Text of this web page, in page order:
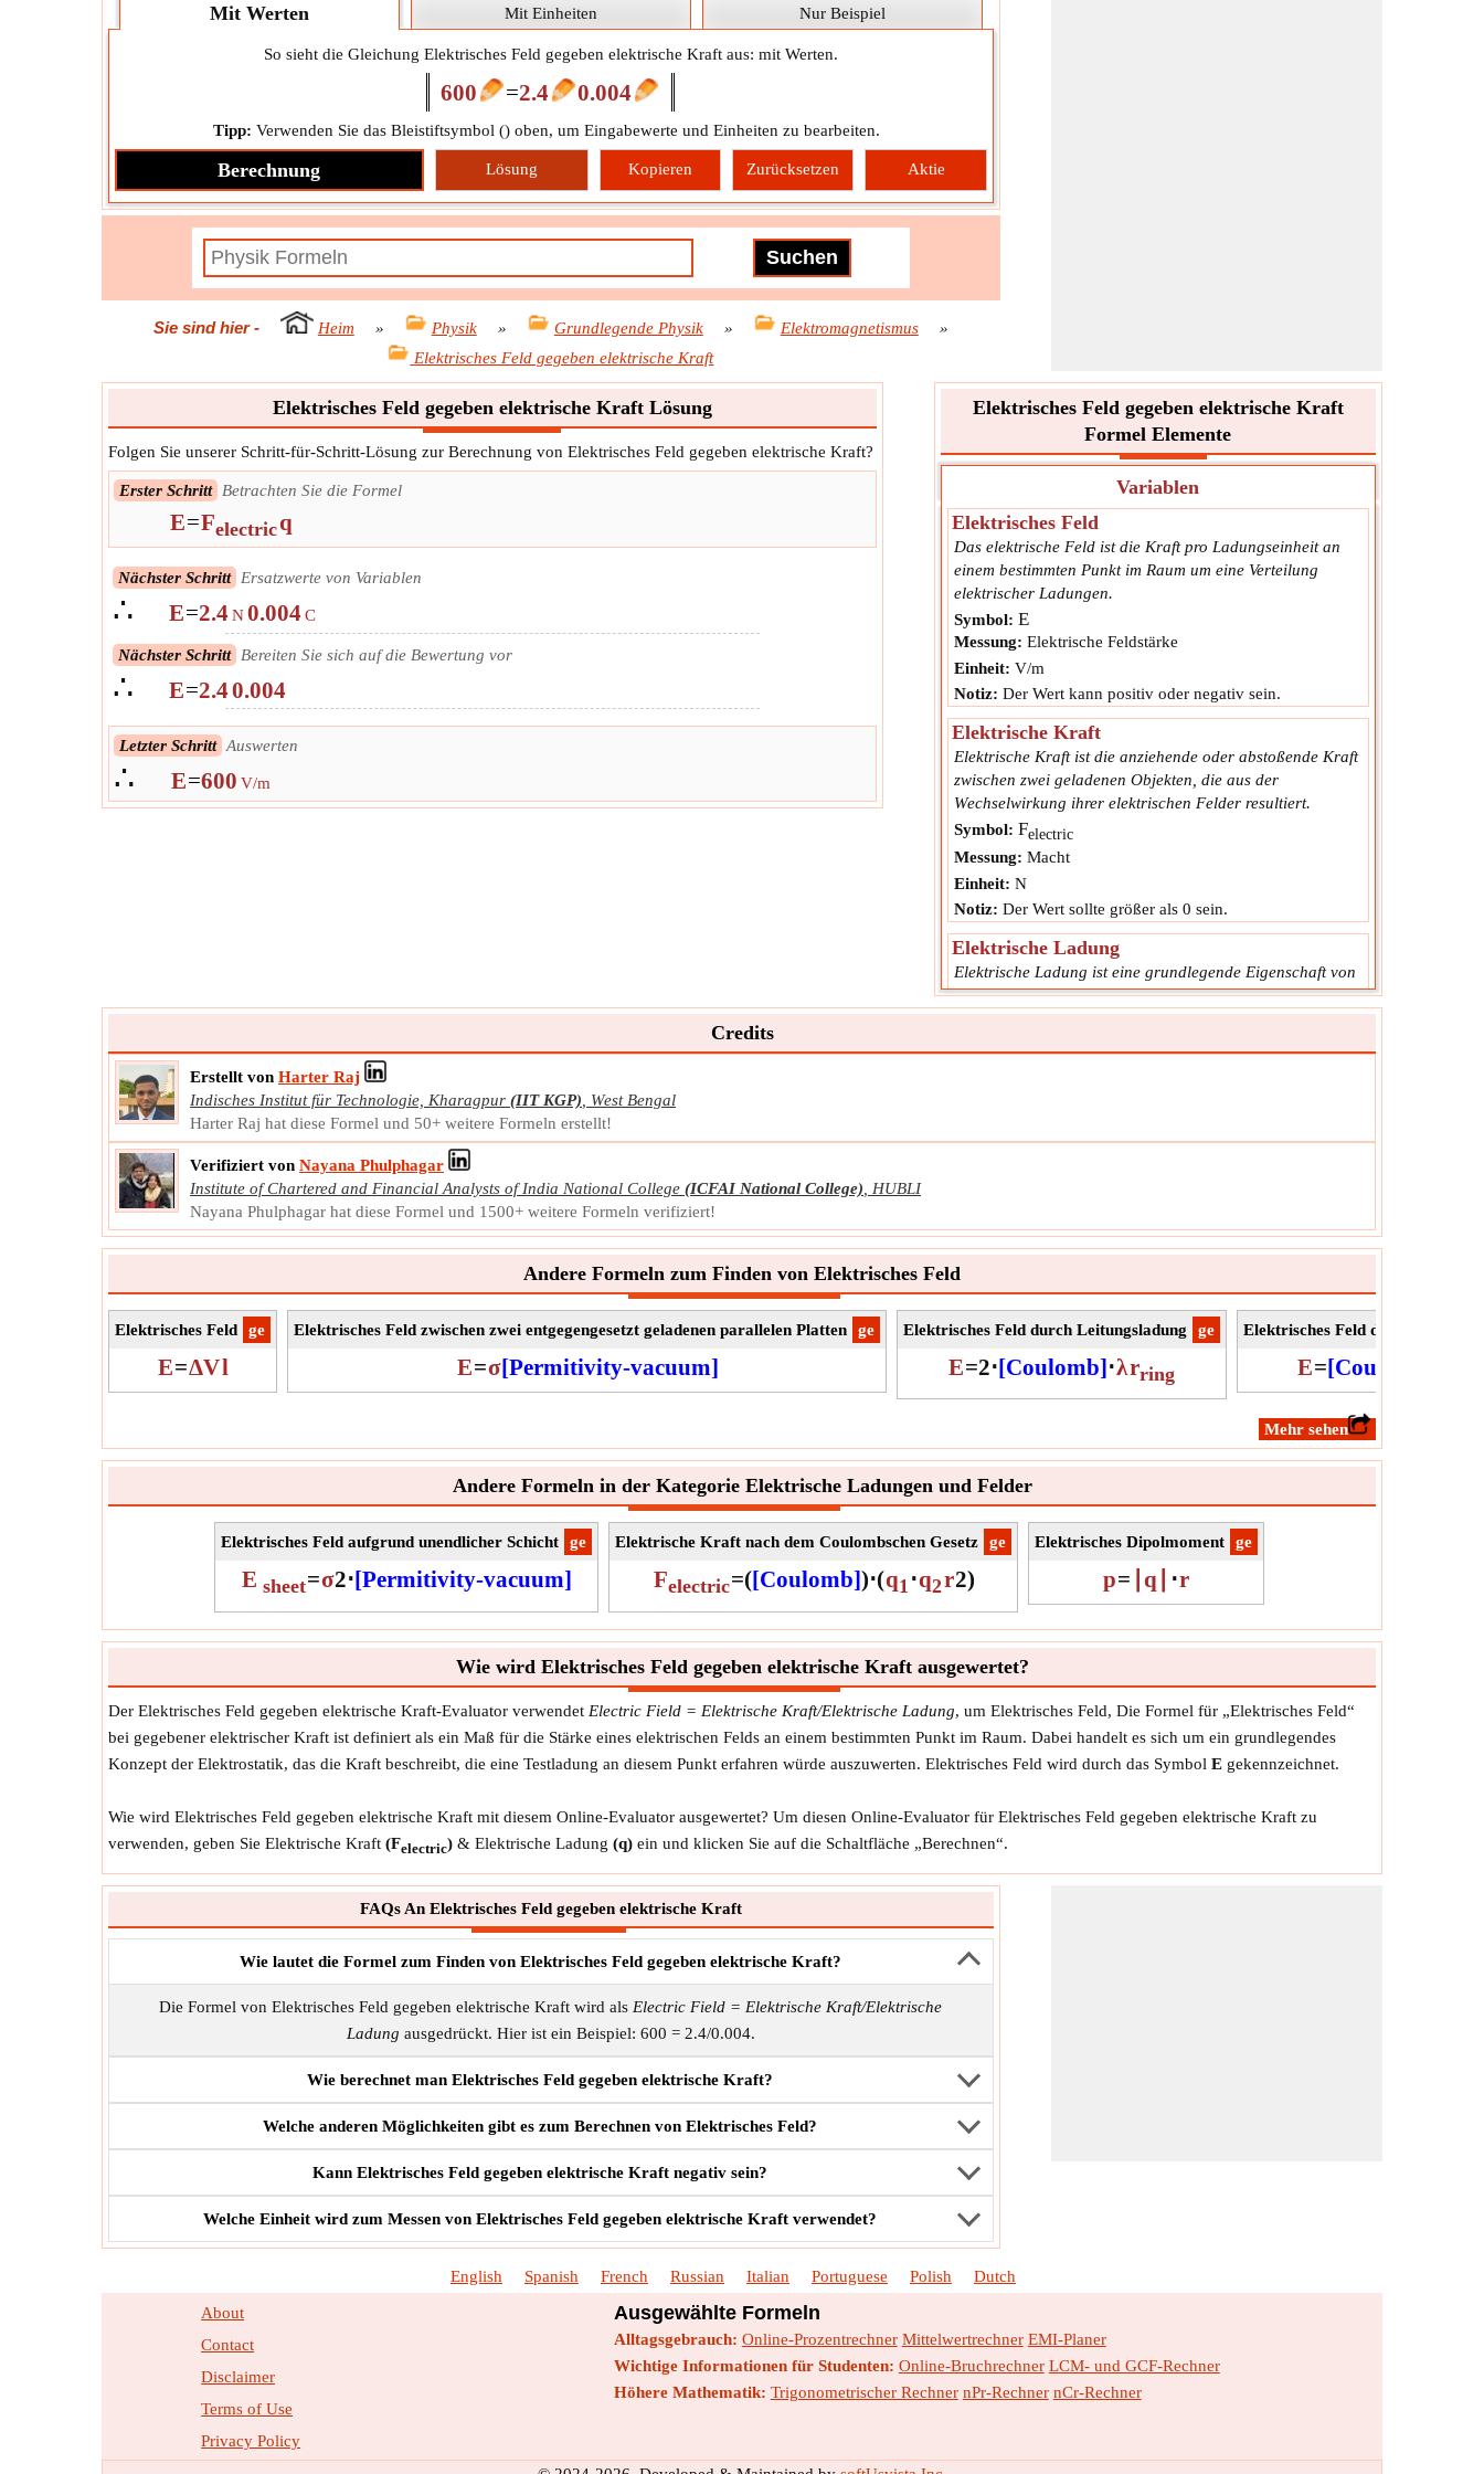
Mit Werten Mit Einheiten Nur Beispiel
So sieht die Gleichung Elektrisches Feld gegeben elektrische Kraft aus: mit Werten.
600 =2.4 0.004
Tipp: Verwenden Sie das Bleistiftsymbol () oben, um Eingabewerte und Einheiten zu bearbeiten.
Berechnung Lösung Kopieren Zurücksetzen Aktie
Sie sind hier- Heim » Physik » Grundlegende Physik » Elektromagnetismus
»
Elektrisches Feld gegeben elektrische Kraft
Elektrisches Feld gegeben elektrische Kraft Lösung
Folgen Sie unserer Schritt-für-Schritt-Lösung zur Berechnung von Elektrisches Feld gegeben elektrische Kraft?
Erster Schritt Betrachten Sie die Formel
E=Felectricq
Nächster Schritt Ersatzwerte von Variablen
∴ E=2.4N0.004C
Nächster Schritt Bereiten Sie sich auf die Bewertung vor
∴ E=2.40.004
Letzter Schritt Auswerten
∴ E=600 V/m
Elektrisches Feld gegeben elektrische Kraft
Formel Elemente
Variablen
Elektrisches Feld
Das elektrische Feld ist die Kraft pro Ladungseinheit an
einem bestimmten Punkt im Raum um eine Verteilung
elektrischer Ladungen.
Symbol: E
Messung: Elektrische Feldstärke
Einheit: V/m
Notiz: Der Wert kann positiv oder negativ sein.
Elektrische Kraft
Elektrische Kraft ist die anziehende oder abstoßende Kraft
zwischen zwei geladenen Objekten, die aus der
Wechselwirkung ihrer elektrischen Felder resultiert.
Symbol: Felectric
Messung: Macht
Einheit: N
Notiz: Der Wert sollte größer als 0 sein.
Elektrische Ladung
Elektrische Ladung ist eine grundlegende Eigenschaft von
Materie, die dazu führt, dass auf sie eine Kraft wirkt, wenn
sie in ein elektromagnetisches Feld gebracht wird.
Credits
Erstellt von Harter Raj
Indisches Institut für Technologie, Kharagpur (IIT KGP)
West Bengal
Harter Raj hat diese Formel und 50+ weitere Formeln erstellt!
Verifiziert von Nayana Phulphagar
Institute of Chartered and Financial Analysts of India National College (ICFAI National College)
HUBLI
Nayana Phulphagar hat diese Formel und 1500+ weitere Formeln verifiziert!
Andere Formeln zum Finden von Elektrisches Feld
​ge
Elektrisches Feld
E=ΔVl
​ge
Elektrisches Feld zwischen zwei entgegengesetzt geladenen parallelen Platten
E=σ[Permitivity-vacuum]
​ge
Elektrisches Feld durch Leitungsladung
E=2⋅[Coulomb]⋅λrring
Elektrisches Feld durch
E=[Coulomb]
​Mehr sehen
Andere Formeln in der Kategorie Elektrische Ladungen und Felder
​ge
Elektrisches Feld aufgrund unendlicher Schicht
E sheet=σ2⋅[Permitivity-vacuum]
​ge
Elektrische Kraft nach dem Coulombschen Gesetz
Felectric=([Coulomb])⋅(q1 ⋅q2r2)
​ge
Elektrisches Dipolmoment
p= ∣q∣ ⋅r
Wie wird Elektrisches Feld gegeben elektrische Kraft ausgewertet?
Der Elektrisches Feld gegeben elektrische Kraft-Evaluator verwendet Electric Field = Elektrische Kraft/Elektrische Ladung, um Elektrisches Feld, Die Formel für „Elektrisches Feld“
bei gegebener elektrischer Kraft ist definiert als ein Maß für die Stärke eines elektrischen Felds an einem bestimmten Punkt im Raum. Dabei handelt es sich um ein grundlegendes
Konzept der Elektrostatik, das die Kraft beschreibt, die eine Testladung an diesem Punkt erfahren würde auszuwerten. Elektrisches Feld wird durch das Symbol E gekennzeichnet.
Wie wird Elektrisches Feld gegeben elektrische Kraft mit diesem Online-Evaluator ausgewertet? Um diesen Online-Evaluator für Elektrisches Feld gegeben elektrische Kraft zu
verwenden, geben Sie Elektrische Kraft (Felectric) & Elektrische Ladung (q) ein und klicken Sie auf die Schaltfläche „Berechnen“.
FAQs An Elektrisches Feld gegeben elektrische Kraft
Wie lautet die Formel zum Finden von Elektrisches Feld gegeben elektrische Kraft?
Die Formel von Elektrisches Feld gegeben elektrische Kraft wird als Electric Field = Elektrische Kraft/Elektrische
Ladung ausgedrückt. Hier ist ein Beispiel: 600 = 2.4/0.004.
Wie berechnet man Elektrisches Feld gegeben elektrische Kraft?
Welche anderen Möglichkeiten gibt es zum Berechnen von Elektrisches Feld?
Kann Elektrisches Feld gegeben elektrische Kraft negativ sein?
Welche Einheit wird zum Messen von Elektrisches Feld gegeben elektrische Kraft verwendet?
English Spanish French Russian Italian Portuguese Polish Dutch
About
Contact
Disclaimer
Terms of Use
Privacy Policy
Ausgewählte Formeln
Alltagsgebrauch: Online-Prozentrechner Mittelwertrechner EMI-Planer
Wichtige Informationen für Studenten: Online-Bruchrechner LCM- und GCF-Rechner
Höhere Mathematik: Trigonometrischer Rechner nPr-Rechner nCr-Rechner